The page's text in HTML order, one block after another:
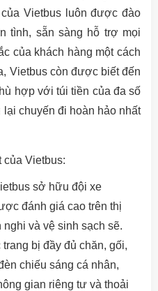
Vietbus luôn được đào
tình, sẵn sàng hỗ trợ mọi
của khách hàng một cách
Vietbus còn được biết đến
hợp với túi tiền của đa số
lại chuyến đi hoàn hảo nhất
của Vietbus:
sở hữu đội xe
đánh giá cao trên thị
và vệ sinh sạch sẽ.
bị đầy đủ chăn, gối,
chiếu sáng cá nhân,
gian riêng tư và thoải